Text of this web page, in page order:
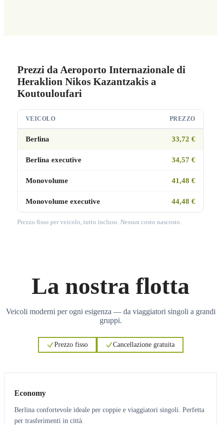
Prezzi da Aeroporto Internazionale di
Heraklion Nikos Kazantzakis a
Koutouloufari
VEICOLO PREZZO
Berlina 33,72 €
Berlina executive 34,57 €
Monovolume 41,48 €
Monovolume executive 44,48 €
Prezzo fisso per veicolo, tutto incluso. Nessun costo nascosto.
La nostra flotta
Veicoli moderni per ogni esigenza — da viaggiatori singoli a grandi
gruppi.
Prezzo fisso Cancellazione gratuita
Economy
Berlina confortevole ideale per coppie e viaggiatori singoli. Perfetta
per trasferimenti in città.